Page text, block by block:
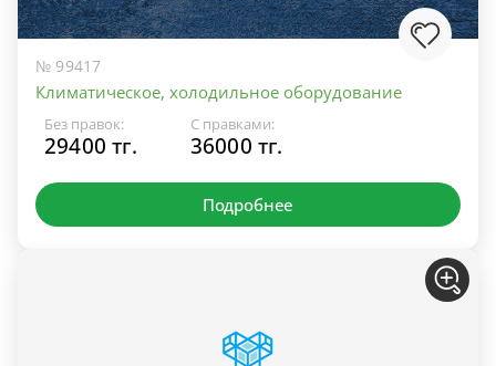
№ 99417
Климатическое, холодильное оборудование
Без правок:
29400 тг.
С правками:
36000 тг.
Подробнее